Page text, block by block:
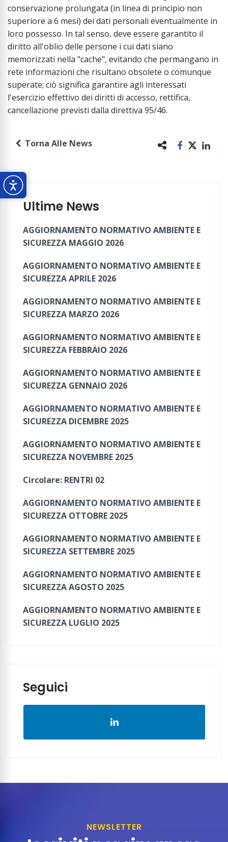
conservazione prolungata (in linea di principio non
superiore a 6 mesi) dei dati personali eventualmente in
loro possesso. In tal senso, deve essere garantito il
diritto all'oblio delle persone i cui dati siano
memorizzati nella "cache", evitando che permangano in
rete informazioni che risultano obsolete o comunque
superate; ciò significa garantire agli interessati
l'esercizio effettivo dei diritti di accesso, rettifica,
cancellazione previsti dalla direttiva 95/46.
Torna Alle News
Ultime News
AGGIORNAMENTO NORMATIVO AMBIENTE E
SICUREZZA MAGGIO 2026
AGGIORNAMENTO NORMATIVO AMBIENTE E
SICUREZZA APRILE 2026
AGGIORNAMENTO NORMATIVO AMBIENTE E
SICUREZZA MARZO 2026
AGGIORNAMENTO NORMATIVO AMBIENTE E
SICUREZZA FEBBRAIO 2026
AGGIORNAMENTO NORMATIVO AMBIENTE E
SICUREZZA GENNAIO 2026
AGGIORNAMENTO NORMATIVO AMBIENTE E
SICUREZZA DICEMBRE 2025
AGGIORNAMENTO NORMATIVO AMBIENTE E
SICUREZZA NOVEMBRE 2025
Circolare: RENTRI 02
AGGIORNAMENTO NORMATIVO AMBIENTE E
SICUREZZA OTTOBRE 2025
AGGIORNAMENTO NORMATIVO AMBIENTE E
SICUREZZA SETTEMBRE 2025
AGGIORNAMENTO NORMATIVO AMBIENTE E
SICUREZZA AGOSTO 2025
AGGIORNAMENTO NORMATIVO AMBIENTE E
SICUREZZA LUGLIO 2025
Seguici
NEWSLETTER